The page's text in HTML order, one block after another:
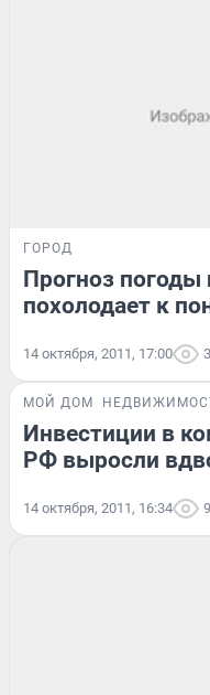
ГОРОД
Прогноз
похолодает к
14 октября, 2011, 17:00
МОЙ ДОМ
Инвестиции в
РФ выросли
14 октября, 2011, 16:34